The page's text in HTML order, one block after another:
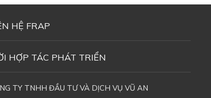
HỆ FRAP
HỢP TÁC PHÁT TRIỂN
TY TNHH ĐẦU TƯ VÀ DỊCH VỤ VŨ AN